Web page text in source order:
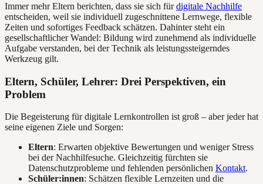
Immer mehr Eltern berichten, dass sie sich fürdigitale Nachhilfe
entscheiden, weil sie individuell zugeschnittene Lernwege, flexible
Zeiten und sofortiges Feedback schätzen. Dahinter steht ein
gesellschaftlicher Wandel: Bildung wird zunehmend als individuelle
Aufgabe verstanden, bei der Technik als leistungssteigerndes
Werkzeug gilt.
Eltern, Schüler, Lehrer: Drei Perspektiven, ein
Problem
Die Begeisterung für digitale Lernkontrollen ist groß – aber jeder hat
seine eigenen Ziele und Sorgen:
Eltern: Erwarten objektive Bewertungen und weniger Stress
bei der Nachhilfesuche. Gleichzeitig fürchten sie
Datenschutzprobleme und fehlenden persönlichen Kontakt.
Schüler:innen: Schätzen flexible Lernzeiten und die